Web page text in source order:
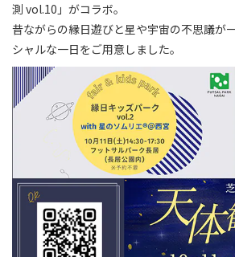
測 vol.10」がコラボ。
昔ながらの縁日遊びと星や宇宙の不思議が
シャルな一日をご用意しました。